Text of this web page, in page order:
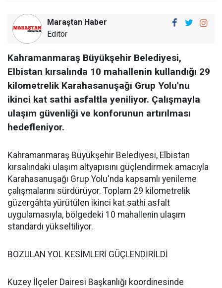
Maraştan Haber
Editör
Kahramanmaraş Büyükşehir Belediyesi,
Elbistan kırsalında 10 mahallenin kullandığı 29
kilometrelik Karahasanuşağı Grup Yolu'nu
ikinci kat sathi asfaltla yeniliyor. Çalışmayla
ulaşım güvenliği ve konforunun artırılması
hedefleniyor.
Kahramanmaraş Büyükşehir Belediyesi, Elbistan
kırsalındaki ulaşım altyapısını güçlendirmek amacıyla
Karahasanuşağı Grup Yolu'nda kapsamlı yenileme
çalışmalarını sürdürüyor. Toplam 29 kilometrelik
güzergâhta yürütülen ikinci kat sathi asfalt
uygulamasıyla, bölgedeki 10 mahallenin ulaşım
standardı yükseltiliyor.
BOZULAN YOL KESİMLERİ GÜÇLENDİRİLDİ
Kuzey İlçeler Dairesi Başkanlığı koordinesinde